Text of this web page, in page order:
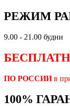
РЕЖИМ
9.00 - 21.00 будни
ПО РОССИИв
100%